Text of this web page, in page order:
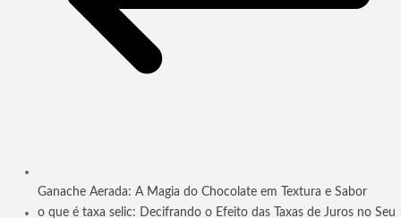
Ganache Aerada: A Magia do Chocolate em Textura e Sabor
o que é taxa selic: Decifrando o Efeito das Taxas de Juros no Seu